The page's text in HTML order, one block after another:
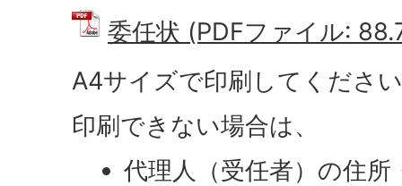
委任状 (PDFファイル:
A4サイズで印刷してくださ
印刷できない場合は、
代理人（受任者）の住所